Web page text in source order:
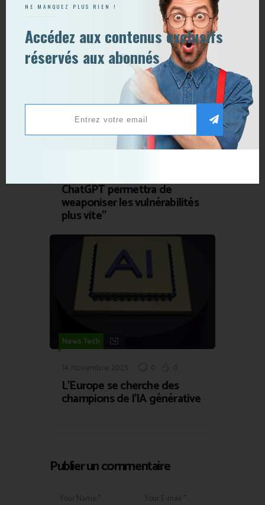
News Tech
Jacques Boschung (Kudelski
ChatGPT permettra de
weaponiser les vulnérabilités
plus vite”
News Tech
14 novembre 2023 0 0
L’Europe se cherche des
champions de l’IA générative
Publier un commentaire
NE MANQUEZ PLUS RIEN !
Accédez aux contenus exclusifs
réservés aux abonnés